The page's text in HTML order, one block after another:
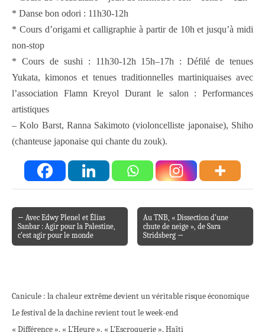
* Danse bon odori : 11h30-12h
* Cours d’origami et calligraphie à partir de 10h et jusqu’à midi
non-stop
* Cours de sushi : 11h30-12h 15h–17h : Défilé de tenues
Yukata, kimonos et tenues traditionnelles martiniquaises avec
l’association Flamn Kreyol Durant le salon : Performances
artistiques
– Kolo Barst, Ranna Sakimoto (violoncelliste japonaise), Shiho
(chanteuse japonaise qui chante du zouk).
Post navigation
← Avec Edwy Plenel et Élias
Sanbar : Agir pour la Palestine,
c’est agir pour le monde
Au TNB, « Dissection d’une
chute de neige », de Sara
Stridsberg →
Canicule : la chaleur extrême devient un véritable risque économique
Le festival de la dachine revient tout le week-end
« Différence », « L’Heure », « L’Escroquerie », Haïti